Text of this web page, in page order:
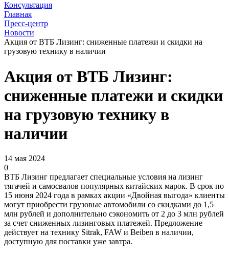
Консультация
Главная
Пресс-центр
Новости
Акция от ВТБ Лизинг: сниженные платежи и скидки на
грузовую технику в наличии
Акция от ВТБ Лизинг:
сниженные платежи и скидки
на грузовую технику в
наличии
14 мая 2024
0
ВТБ Лизинг предлагает специальные условия на лизинг
тягачей и самосвалов популярных китайских марок. В срок по
15 июня 2024 года в рамках акции «Двойная выгода» клиенты
могут приобрести грузовые автомобили со скидками до 1,5
млн рублей и дополнительно сэкономить от 2 до 3 млн рублей
за счет сниженных лизинговых платежей. Предложение
действует на технику Sitrak, FAW и Beiben в наличии,
доступную для поставки уже завтра.